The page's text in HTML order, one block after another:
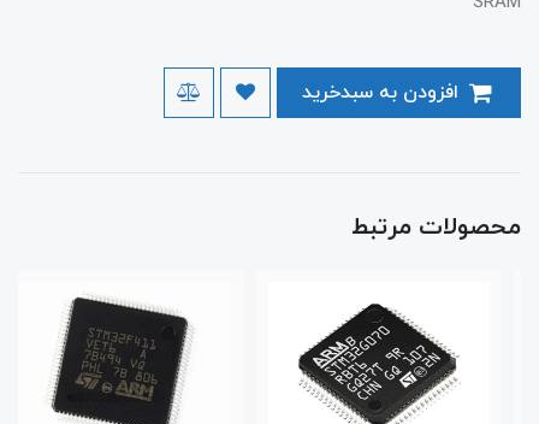
محصولات مرتبط